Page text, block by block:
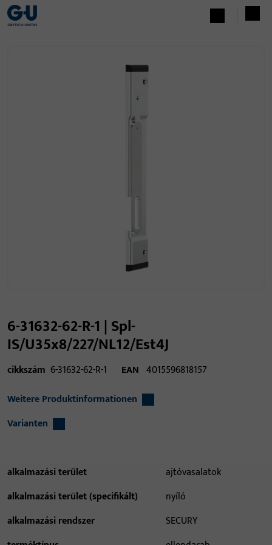
6-31632-62-R-1 | Spl-
IS/U35x8/227/NL12/Est4J
cikkszám 6-31632-62-R-1 EAN 4015596818157
Weitere Produktinformationen
Varianten
alkalmazási terület
ajtóvasalatok
alkalmazási terület (specifikált)
nyíló
alkalmazási rendszer
SECURY